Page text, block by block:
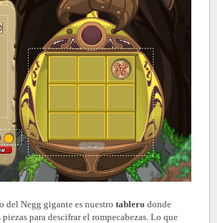
del Negg gigante es nuestro tablero donde
para descifrar el rompecabezas. Lo que